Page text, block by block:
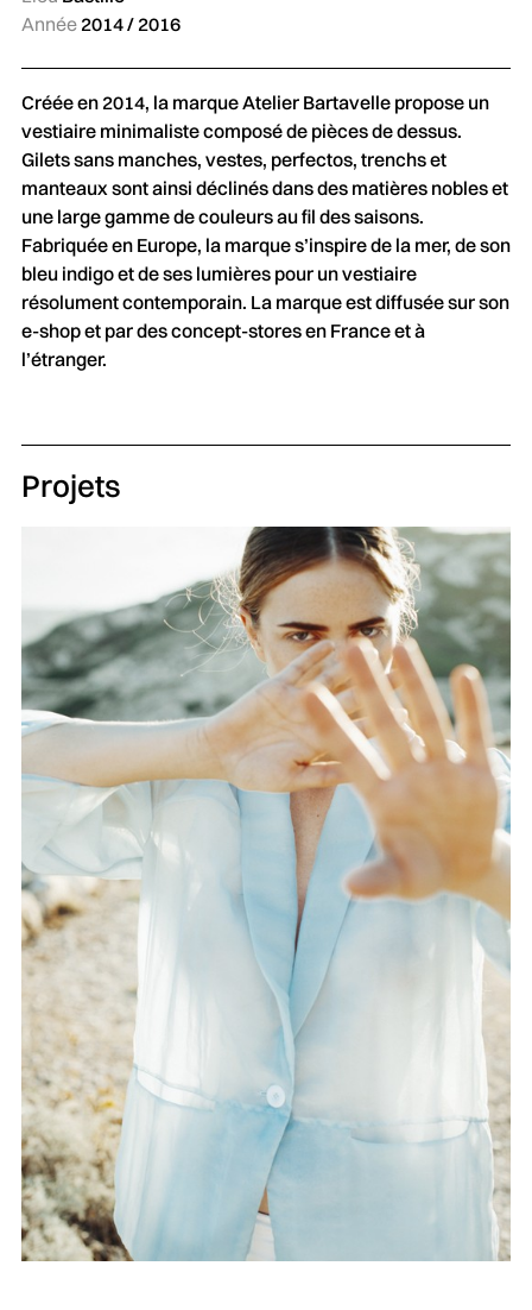
Année 2014 / 2016
Créée en 2014, la marque Atelier Bartavelle propose un
vestiaire minimaliste composé de pièces de dessus.
Gilets sans manches, vestes, perfectos, trenchs et
manteaux sont ainsi déclinés dans des matières nobles et
une large gamme de couleurs au fil des saisons.
Fabriquée en Europe, la marque s’inspire de la mer, de son
bleu indigo et de ses lumières pour un vestiaire
résolument contemporain. La marque est diffusée sur son
e-shop et par des concept-stores en France et à
l’étranger.
Projets